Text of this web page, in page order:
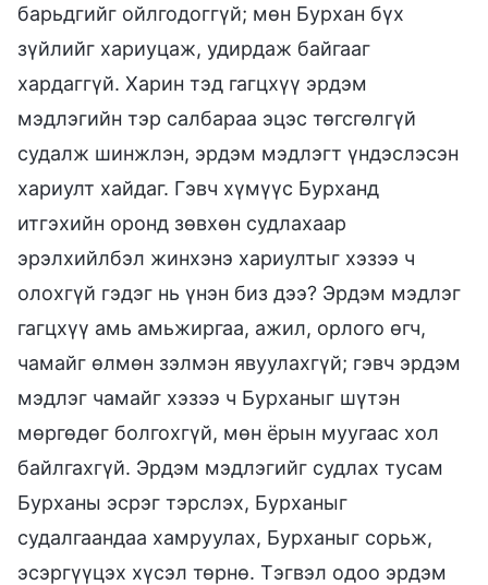
барьдгийг ойлгодоггүй; мөн Бурхан бүх
зүйлийг хариуцаж, удирдаж байгааг
хардаггүй. Харин тэд гагцхүү эрдэм
мэдлэгийн тэр салбараа эцэс төгсгөлгүй
судалж шинжлэн, эрдэм мэдлэгт үндэслэсэн
хариулт хайдаг. Гэвч хүмүүс Бурханд
итгэхийн оронд зөвхөн судлахаар
эрэлхийлбэл жинхэнэ хариултыг хэзээ ч
олохгүй гэдэг нь үнэн биз дээ? Эрдэм мэдлэг
гагцхүү амь амьжиргаа, ажил, орлого өгч,
чамайг өлмөн зэлмэн явуулахгүй; гэвч эрдэм
мэдлэг чамайг хэзээ ч Бурханыг шүтэн
мөргөдөг болгохгүй, мөн ёрын муугаас хол
байлгахгүй. Эрдэм мэдлэгийг судлах тусам
Бурханы эсрэг тэрслэх, Бурханыг
судалгаандаа хамруулах, Бурханыг сорьж,
эсэргүүцэх хүсэл төрнө. Тэгвэл одоо эрдэм